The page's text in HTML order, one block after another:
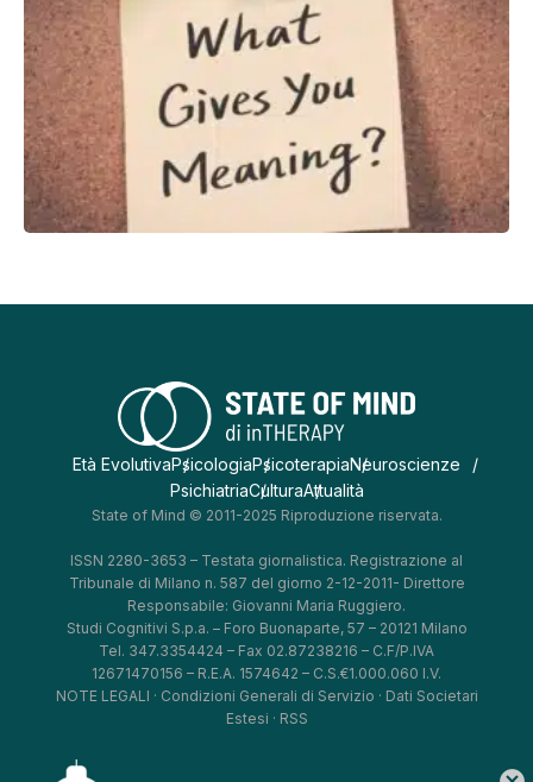
Età EvolutivaPsicologiaPsicoterapiaNeuroscienze
PsichiatriaCulturaAttualità
State of Mind © 2011-2025 Riproduzione riservata.
ISSN 2280-3653 – Testata giornalistica. Registrazione al
Tribunale di Milano n. 587 del giorno 2-12-2011- Direttore
Responsabile: Giovanni Maria Ruggiero.
Studi Cognitivi S.p.a. – Foro Buonaparte, 57 – 20121 Milano
Tel. 347.3354424 – Fax 02.87238216 – C.F/P.IVA
12671470156 – R.E.A. 1574642 – C.S.€1.000.060 I.V.
NOTE LEGALI · Condizioni Generali di Servizio · Dati Societari
Estesi · RSS